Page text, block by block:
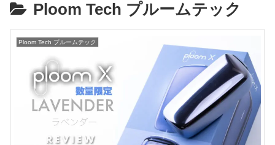
Ploom Tech プルームテック
Ploom Tech プルームテック